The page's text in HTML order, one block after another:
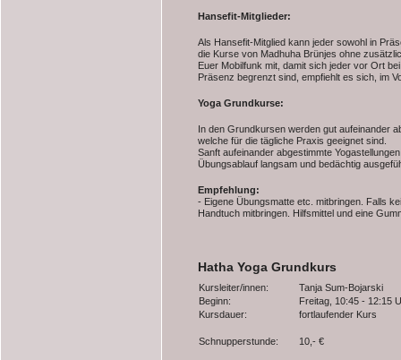
Hansefit-Mitglieder:
Als Hansefit-Mitglied kann jeder sowohl in
die Kurse von Madhuha Brünjes ohne
Euer Mobilfunk mit, damit sich jeder vor Ort
Präsenz begrenzt sind, empfiehlt es sich, im
Yoga Grundkurse:
In den Grundkursen werden gut aufeinander
welche für die tägliche Praxis geeignet sind.
Sanft aufeinander abgestimmte
Übungsablauf langsam und bedächtig
Empfehlung:
- Eigene Übungsmatte etc. mitbringen. Falls
Handtuch mitbringen. Hilfsmittel und eine
Hatha Yoga Grundkurs
Kursleiter/innen:
Tanja Sum-Bojarski
Beginn:
Freitag, 10:45 - 12:15
Kursdauer:
fortlaufender Kurs
Schnupperstunde: 10,- €